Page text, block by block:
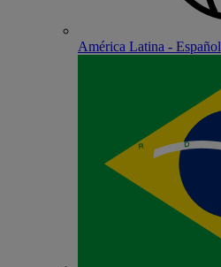
América Latina - Español